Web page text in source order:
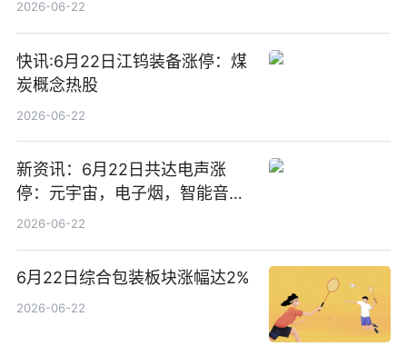
2026-06-22
快讯:6月22日江钨装备涨停：煤
炭概念热股
2026-06-22
新资讯：6月22日共达电声涨
停：元宇宙，电子烟，智能音箱
概念热股
2026-06-22
6月22日综合包装板块涨幅达2%
2026-06-22